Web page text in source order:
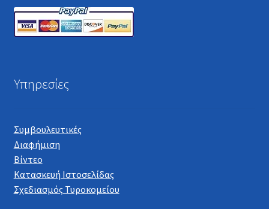
Υπηρεσίες
Συμβουλευτικές
Διαφήμιση
Βίντεο
Κατασκευή Ιστοσελίδας
Σχεδιασμός Τυροκομείου